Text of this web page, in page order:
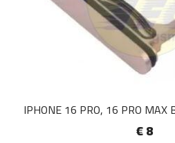
IPHONE 16 PRO, 16 PRO MAX
€ 8